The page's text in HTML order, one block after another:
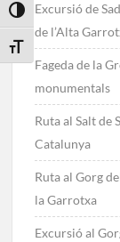
Toggle High
Toggle Font size
Excursió de
de l’Alta
Fageda de la
monumentals
Ruta al Salt de
Catalunya
Ruta al Gorg
la Garrotxa
Excursió al